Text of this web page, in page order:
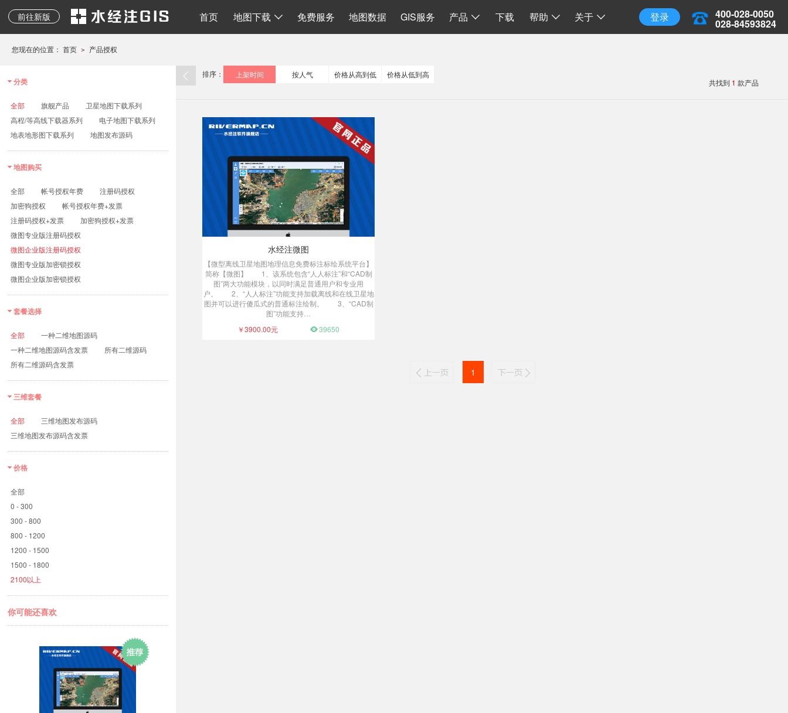
前往新版 登录 400-028-0050
028-84593824
首页 地图下载 免费服务 地图数据 GIS服务 产品 下载 帮助 关于
地质图、专题图等其它
专业地图
地图下载
水经微图CAD 三维地球
离线地图 二维系统 三维离线地球
水经注二维API 离线 API 源码 开源 API 调用
您现在的位置： 首页 > 产品授权
分类
全部 旗舰产品
卫星地图下载系列
高程/等高线下载器系列
电子地图下载系列
地表地形图下载系列
地图发布源码
地图购买
全部 帐号授权年费
注册码授权
加密狗授权
帐号授权年费+发票
注册码授权+发票
加密狗授权+发票
微图专业版注册码授权
微图企业版注册码授权
微图专业版加密锁授权
微图企业版加密锁授权
套餐选择
全部
一种二维地图源码
一种二维地图源码含发票
所有二维源码
所有二维源码含发票
三维套餐
全部
三维地图发布源码
三维地图发布源码含发票
价格
全部
0 - 300
300 - 800
800 - 1200
1200 - 1500
1500 - 1800
2100以上
你可能还喜欢
排序： 上架时间 按人气 价格从高到低
价格从低到高
共找到 1 款产品
水经注微图
【微型离线卫星地图地理信息免费标注标绘系统平台】
简称【微图】 1、该系统包含“人人标注”和“CAD制
图”两大功能模块，以同时满足普通用户和专业用
户。 2、“人人标注”功能支持加载离线和在线卫星地
图并可以进行傻瓜式的普通标注绘制。 3、“CAD制
图”功能支持…
水经微图使用教程
￥3900.00元 39650
1